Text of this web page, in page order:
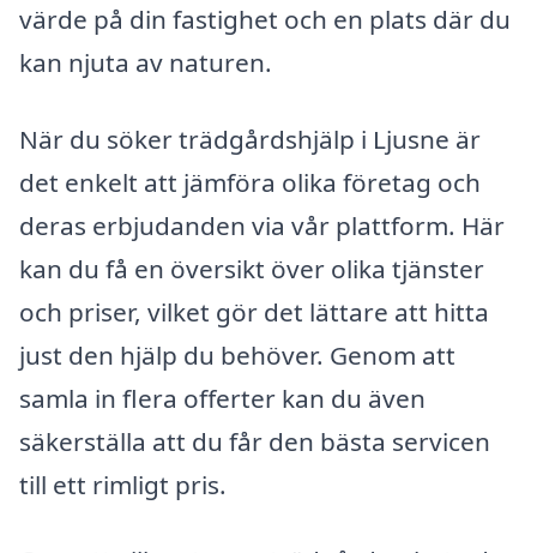
värde på din fastighet och en plats där du
kan njuta av naturen.
När du söker trädgårdshjälp i Ljusne är
det enkelt att jämföra olika företag och
deras erbjudanden via vår plattform. Här
kan du få en översikt över olika tjänster
och priser, vilket gör det lättare att hitta
just den hjälp du behöver. Genom att
samla in flera offerter kan du även
säkerställa att du får den bästa servicen
till ett rimligt pris.